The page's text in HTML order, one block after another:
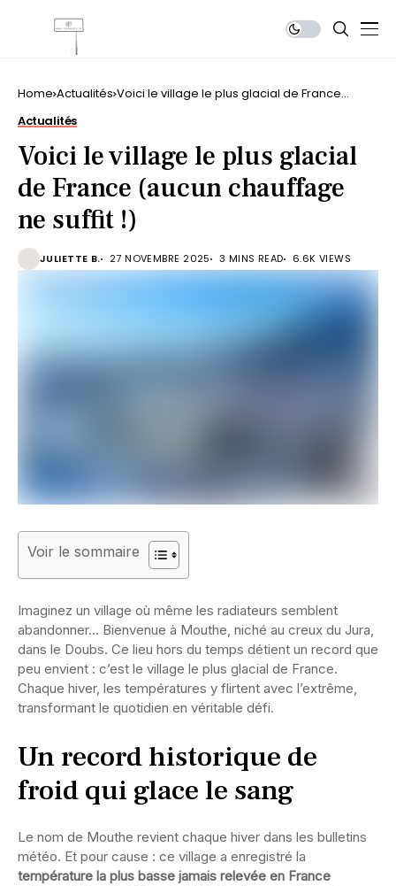
Home Actualités Voici le village le plus glacial de France
Actualités
Voici le village le plus glacial
de France (aucun chauffage
ne suffit !)
JULIETTE B. 27 NOVEMBRE 2025 3 MINS READ 6.6K VIEWS
Voir le sommaire
Imaginez un village où même les radiateurs semblent
abandonner… Bienvenue à Mouthe, niché au creux du Jura,
dans le Doubs. Ce lieu hors du temps détient un record que
peu envient : c’est le village le plus glacial de France.
Chaque hiver, les températures y flirtent avec l’extrême,
transformant le quotidien en véritable défi.
Un record historique de
froid qui glace le sang
Le nom de Mouthe revient chaque hiver dans les bulletins
météo. Et pour cause : ce village a enregistré la
température la plus basse jamais relevée en France